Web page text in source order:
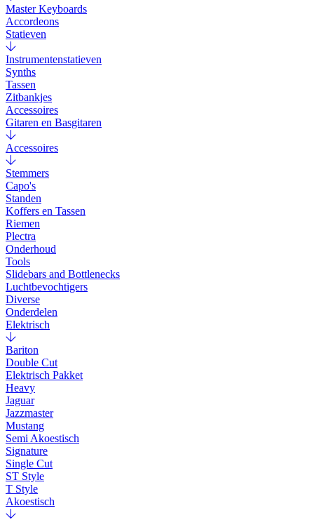
Master Keyboards
Accordeons
Statieven
Instrumentenstatieven
Synths
Tassen
Zitbankjes
Accessoires
Gitaren en Basgitaren
Accessoires
Stemmers
Capo's
Standen
Koffers en Tassen
Riemen
Plectra
Onderhoud
Tools
Slidebars and Bottlenecks
Luchtbevochtigers
Diverse
Onderdelen
Elektrisch
Bariton
Double Cut
Elektrisch Pakket
Heavy
Jaguar
Jazzmaster
Mustang
Semi Akoestisch
Signature
Single Cut
ST Style
T Style
Akoestisch